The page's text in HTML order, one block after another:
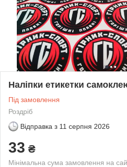
Наліпки етикетки
Під замовлення
Роздріб
Відправка з 11 серпня 2026
33 ₴
Мінімальна сума замовлення на